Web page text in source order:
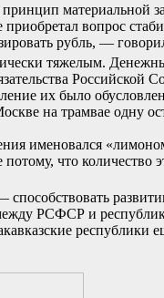
материальной
вопрос
рубль, —
тяжелым.
Российской
их было
на трамвае одну
именовался
что количество
РСФСР и
республики